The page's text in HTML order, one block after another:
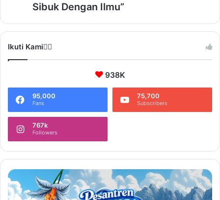
Sibuk Dengan Ilmu”
Ikuti Kami❤️‍🔥
938K
95,000
Fans
75,700
Subscribers
767k
Followers